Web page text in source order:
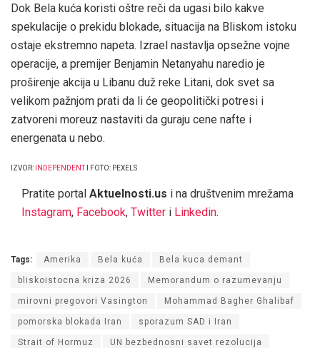
Dok Bela kuća koristi oštre reči da ugasi bilo kakve
spekulacije o prekidu blokade, situacija na Bliskom istoku
ostaje ekstremno napeta. Izrael nastavlja opsežne vojne
operacije, a premijer Benjamin Netanyahu naredio je
proširenje akcija u Libanu duž reke Litani, dok svet sa
velikom pažnjom prati da li će geopolitički potresi i
zatvoreni moreuz nastaviti da guraju cene nafte i
energenata u nebo.
IZVOR: INDEPENDENTI FOTO: PEXELS
Pratite portal Aktuelnosti.us i na društvenim mrežama
Instagram, Facebook, Twitter i Linkedin.
Tags: Amerika Bela kuća Bela kuca demant
bliskoistocna kriza 2026 Memorandum o razumevanju
mirovni pregovori Vasington Mohammad Bagher Ghalibaf
pomorska blokada Iran sporazum SAD i Iran
Strait of Hormuz UN bezbednosni savet rezolucija